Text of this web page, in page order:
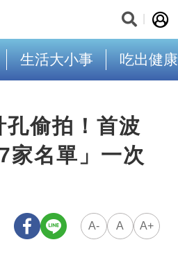
生活大小事 吃出健康
偷拍！首波
家名單」一次
A- A A+